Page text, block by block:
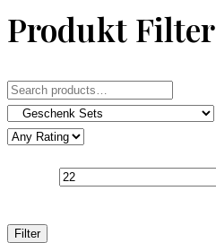
Produkt Filter
Search
for:
Filter